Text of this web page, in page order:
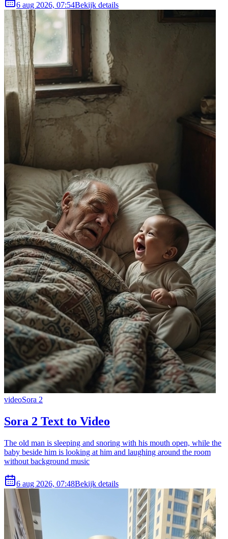
6 aug 2026, 07:54Bekijk details
videoSora 2
Sora 2 Text to Video
The old man is sleeping and snoring with his mouth open, while the
baby beside him is looking at him and laughing around the room
without background music
6 aug 2026, 07:48Bekijk details